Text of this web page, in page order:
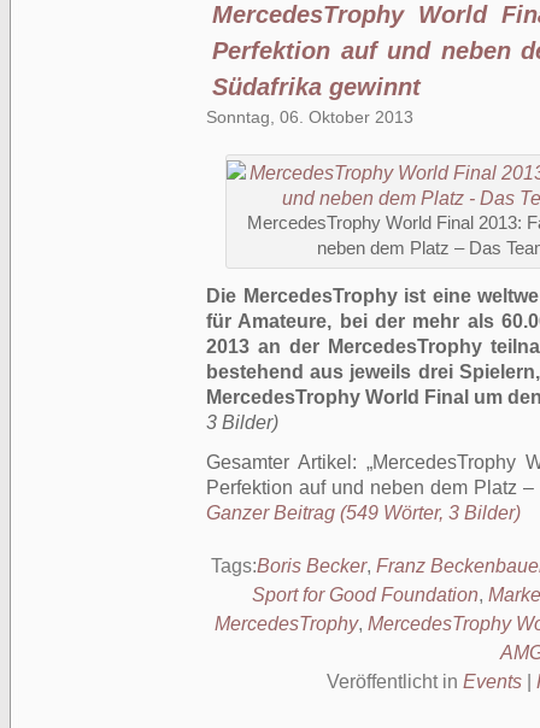
MercedesTrophy World
Perfektion auf und neben
Südafrika gewinnt
Sonntag, 06. Oktober 2013
MercedesTrophy World Final 2013:
neben dem Platz – Das
Die MercedesTrophy ist eine
für Amateure, bei der mehr als
2013 an der MercedesTrophy
bestehend aus jeweils drei
MercedesTrophy World Final um
3 Bilder)
Gesamter Artikel:
MercedesTrophy
Perfektion auf und neben dem Platz
Ganzer Beitrag (549 Wörter, 3 Bilder)
Tags:Boris Becker, Franz
Sport for Good Foundation,
MercedesTrophy, MercedesTrophy
Veröffentlicht in Events